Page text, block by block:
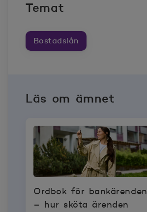
Temat
Bostadslån
Läs om ämnet
Ordbok för bankärenden
– hur sköta ärenden